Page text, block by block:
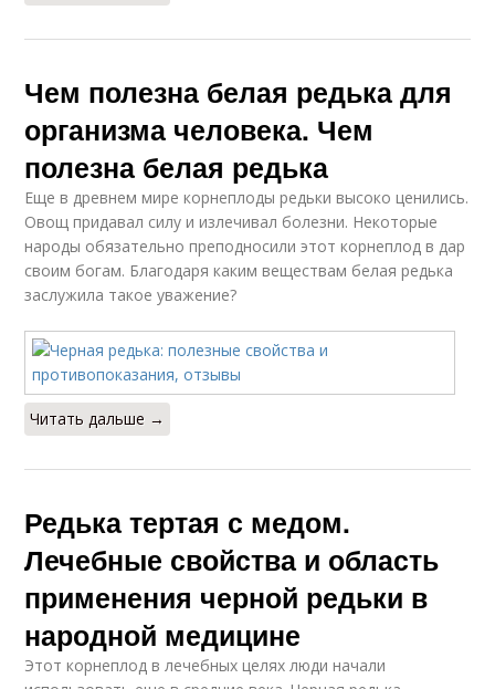
Чем полезна белая редька для
организма человека. Чем
полезна белая редька
Еще в древнем мире корнеплоды редьки высоко ценились.
Овощ придавал силу и излечивал болезни. Некоторые
народы обязательно преподносили этот корнеплод в дар
своим богам. Благодаря каким веществам белая редька
заслужила такое уважение?
Читать дальше →
Редька тертая с медом.
Лечебные свойства и область
применения черной редьки в
народной медицине
Этот корнеплод в лечебных целях люди начали